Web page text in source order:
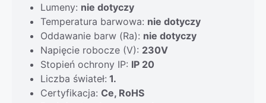
Lumeny: nie dotyczy
Temperatura barwowa: nie dotyczy
Oddawanie barw (Ra): nie dotyczy
Napięcie robocze (V): 230V
Stopień ochrony IP: IP 20
Liczba świateł: 1.
Certyfikacja: Ce, RoHS